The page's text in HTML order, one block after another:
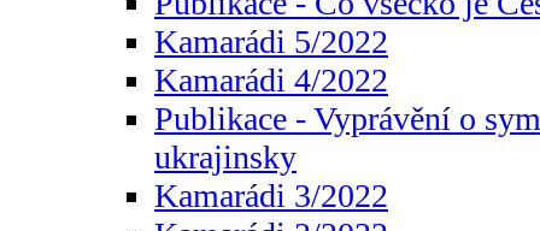
Kamarádi 5/2022
Kamarádi 4/2022
Publikace - Vyprávění o
ukrajinsky
Kamarádi 3/2022